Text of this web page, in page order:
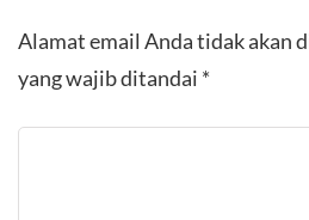
Alamat email Anda tidak akan
yang wajib ditandai *